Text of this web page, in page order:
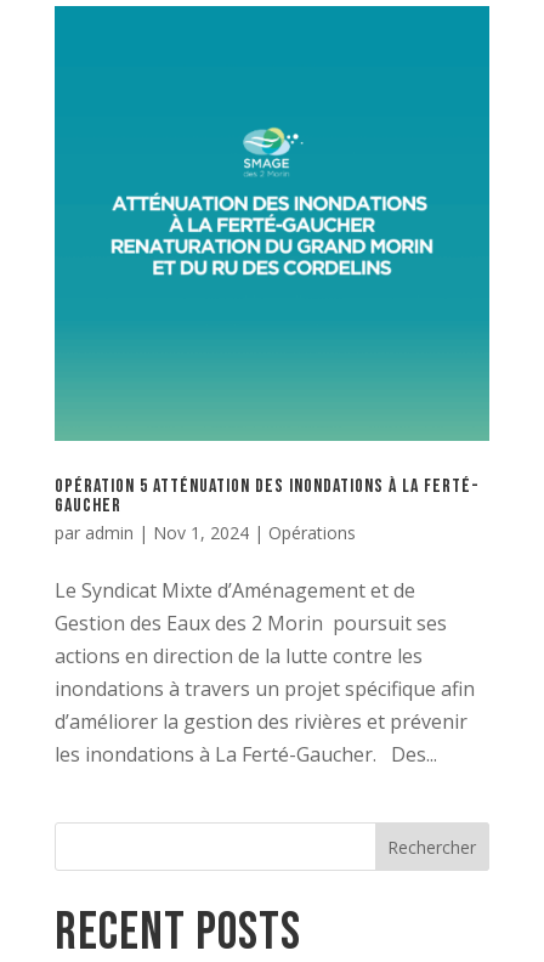
Opération 5 Atténuation des inondations à la Ferté-
Gaucher
par admin | Nov 1, 2024| Opérations
Le Syndicat Mixte d’Aménagement et de
Gestion des Eaux des 2 Morin poursuit ses
actions en direction de la lutte contre les
inondations à travers un projet spécifique afin
d’améliorer la gestion des rivières et prévenir
les inondations à La Ferté-Gaucher. Des...
Rechercher
Recent Posts